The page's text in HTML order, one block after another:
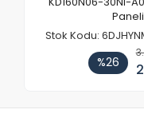
Paneli
Stok Kodu:
%26